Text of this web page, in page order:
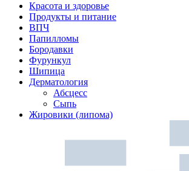
Красота и здоровье
Продукты и питание
ВПЧ
Папилломы
Бородавки
Фурункул
Шипица
Дерматология
Абсцесс
Сыпь
Жировики (липома)